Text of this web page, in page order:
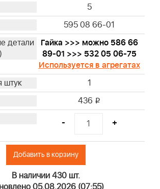
5
595 08 66-01
Гайка >>> можно 586 66
89-01 >>> 532 05 06-75
Используется в агрегатах
1
436 i
- +
Добавить в корзину
В наличии 430 шт.